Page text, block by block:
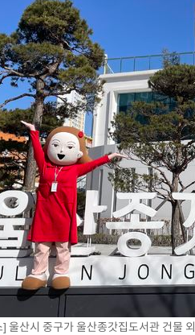
접대 논란' 축구협회 "실망과 걱정 안
…강원동해안 최대 150㎜ 비
마감…S&P 0.6% 나스닥 1.3%↑
울산시 중구가 울산종갓집도서관 건물